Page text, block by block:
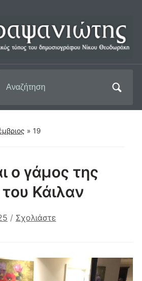
για:
» 19
ο γάμος της
Κάιλαν
/ Σχολιάστε